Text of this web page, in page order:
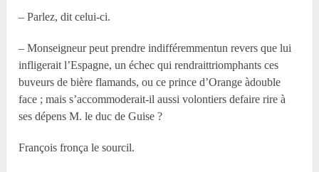
– Parlez, dit celui-ci.
– Monseigneur peut prendre indifféremmentun revers que lui
infligerait l’Espagne, un échec qui rendraittriomphants ces
buveurs de bière flamands, ou ce prince d’Orange àdouble
face ; mais s’accommoderait-il aussi volontiers defaire rire à
ses dépens M. le duc de Guise ?
François fronça le sourcil.